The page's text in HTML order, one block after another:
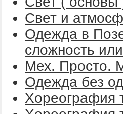
Свет и
Одежда в
сложность
Мех. Просто.
Одежда без
Хореография